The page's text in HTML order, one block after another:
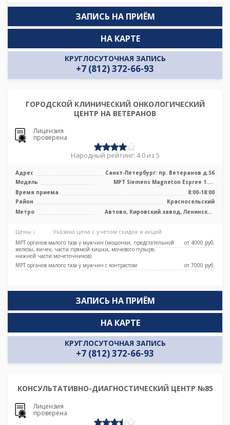
ЗАПИСЬ НА ПРИЁМ
КРУГЛОСУТОЧНАЯ ЗАПИСЬ
+7 (812) 372-66-93
НА КАРТЕ
ГОРОДСКОЙ КЛИНИЧЕСКИЙ ОНКОЛОГИЧЕСКИЙ
ЦЕНТР НА ВЕТЕРАНОВ
Лицензия
проверена
Народный рейтинг: 4.0 из 5
Адрес
Санкт-Петербург: пр. Ветеранов д.56
Модель
МРТ Siemens Magneton Espree 1.5T
высокопольный закрытый тип, КТ
Siemen ...
Время приема
8:00-18:00
Район
Красносельский
Метро
Автово, Кировский завод, Ленинский
Цены ↓ Указана цена с учетом скидок и акций
МРТ органов малого таза у мужчин (мошонки, предстательной
железы, яичек, части прямой кишки, мочевого пузыря,
нижней части мочеточников)
от 4000 pуб.
МРТ органов малого таза у мужчин с контрастом от 7000 pуб.
ЗАПИСЬ НА ПРИЁМ
КРУГЛОСУТОЧНАЯ ЗАПИСЬ
+7 (812) 372-66-93
НА КАРТЕ
КОНСУЛЬТАТИВНО-ДИАГНОСТИЧЕСКИЙ ЦЕНТР №85
Лицензия
проверена